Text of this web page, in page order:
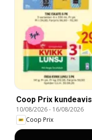
Coop Prix kundeavis
10/08/2026- 16/08/2026
Coop Prix